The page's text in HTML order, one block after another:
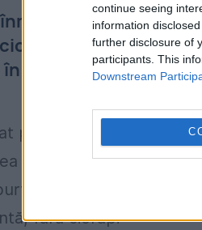
continue seeing
information
further disclosure of
participants. This
Downstream
lui
lungi şi
articol
picioarele
lui Jacques. Soția
o ţinută
fără ciorapi